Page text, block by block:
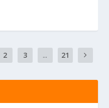
2 3 ... 21